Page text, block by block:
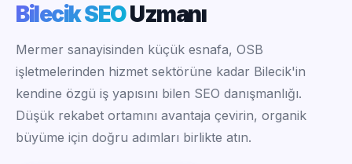
Bilecik SEOUzmanı
Mermer sanayisinden küçük esnafa, OSB
işletmelerinden hizmet sektörüne kadar Bilecik'in
kendine özgü iş yapısını bilen SEO danışmanlığı.
Düşük rekabet ortamını avantaja çevirin, organik
büyüme için doğru adımları birlikte atın.